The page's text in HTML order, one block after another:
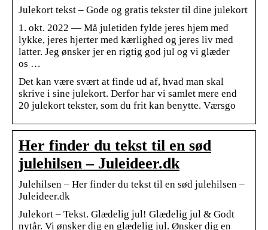
Julekort tekst – Gode og gratis tekster til dine julekort
1. okt. 2022 — Må juletiden fylde jeres hjem med
lykke, jeres hjerter med kærlighed og jeres liv med
latter. Jeg ønsker jer en rigtig god jul og vi glæder
os …
Det kan være svært at finde ud af, hvad man skal
skrive i sine julekort. Derfor har vi samlet mere end
20 julekort tekster, som du frit kan benytte. Værsgo
Her finder du tekst til en sød
julehilsen – Juleideer.dk
Julehilsen – Her finder du tekst til en sød julehilsen –
Juleideer.dk
Julekort – Tekst. Glædelig jul! Glædelig jul & Godt
nytår. Vi ønsker dig en glædelig jul. Ønsker dig en